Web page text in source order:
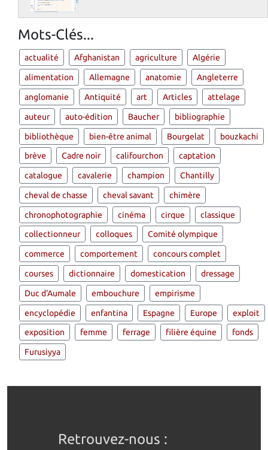
Mots-Clés...
actualité Afghanistan agriculture Algérie
alimentation Allemagne anatomie Angleterre
anglomanie Antiquité art Articles attelage
auteur auto-édition Baucher bibliographie
bibliothèque bien-être animal Bourgelat bouzkachi
brève Cadre noir califourchon captation
catalogue cavalerie champion Chantilly
cheval de chasse cheval savant chimère
chronophotographie cinéma cirque classique
collectionneur colloques Comité olympique
commerce comportement concours complet
courses dictionnaire domestication dressage
Duc d'Aumale embouchure empirisme
encyclopédie enfantina Espagne Europe exploit
exposition femme ferrage filière équine fonds
Furusiyya
Retrouvez-nous :